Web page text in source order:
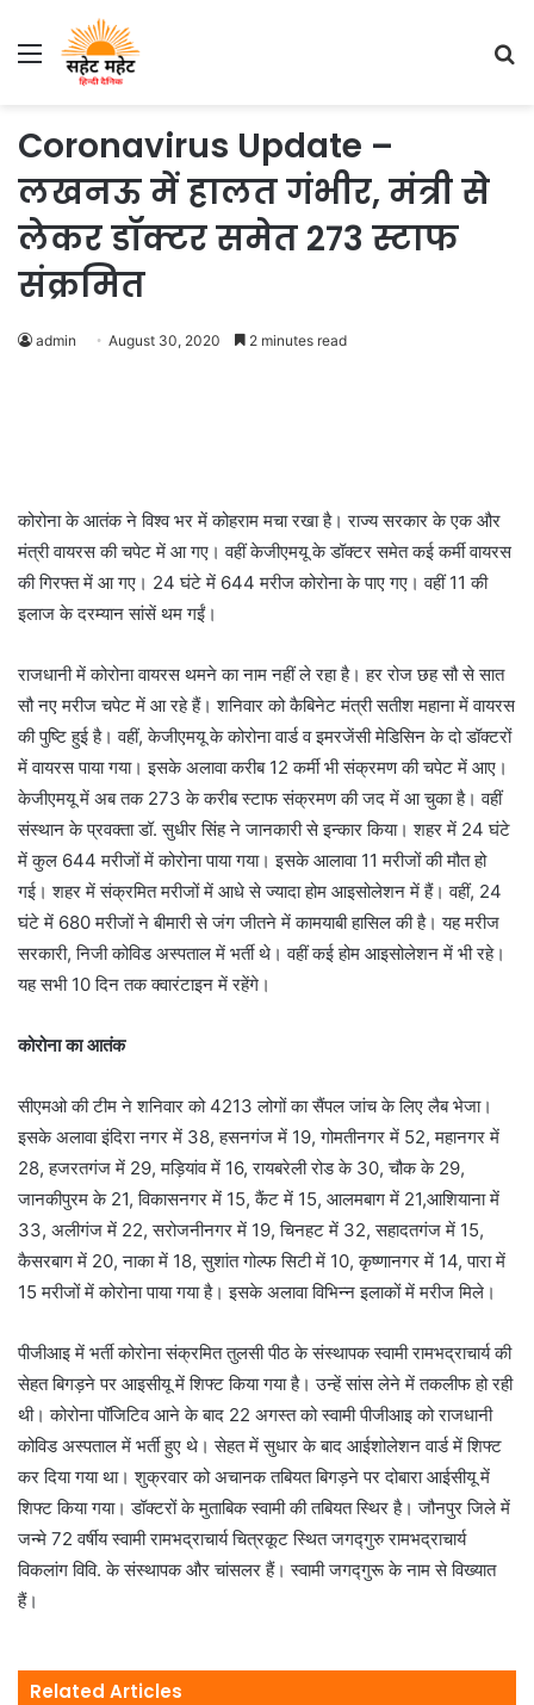
Menu
Coronavirus Update –
लखनऊ में हालत गंभीर, मंत्री से
लेकर डॉक्टर समेत 273 स्टाफ
संक्रमित
admin August 30, 2020 2 minutes read
कोरोना के आतंक ने विश्व भर में कोहराम मचा रखा है। राज्य सरकार के एक और
मंत्री वायरस की चपेट में आ गए। वहीं केजीएमयू के डॉक्टर समेत कई कर्मी वायरस
की गिरफ्त में आ गए। 24 घंटे में 644 मरीज कोरोना के पाए गए। वहीं 11 की
इलाज के दरम्यान सांसें थम गईं।
राजधानी में कोरोना वायरस थमने का नाम नहीं ले रहा है। हर रोज छह सौ से सात
सौ नए मरीज चपेट में आ रहे हैं। शनिवार को कैबिनेट मंत्री सतीश महाना में वायरस
की पुष्टि हुई है। वहीं, केजीएमयू के कोरोना वार्ड व इमरजेंसी मेडिसिन के दो डॉक्टरों
में वायरस पाया गया। इसके अलावा करीब 12 कर्मी भी संक्रमण की चपेट में आए।
केजीएमयू में अब तक 273 के करीब स्टाफ संक्रमण की जद में आ चुका है। वहीं
संस्थान के प्रवक्ता डॉ. सुधीर सिंह ने जानकारी से इन्कार किया। शहर में 24 घंटे
में कुल 644 मरीजों में कोरोना पाया गया। इसके आलावा 11 मरीजों की मौत हो
गई। शहर में संक्रमित मरीजों में आधे से ज्यादा होम आइसोलेशन में हैं। वहीं, 24
घंटे में 680 मरीजों ने बीमारी से जंग जीतने में कामयाबी हासिल की है। यह मरीज
सरकारी, निजी कोविड अस्पताल में भर्ती थे। वहीं कई होम आइसोलेशन में भी रहे।
यह सभी 10 दिन तक क्वारंटाइन में रहेंगे।
कोरोना का आतंक
सीएमओ की टीम ने शनिवार को 4213 लोगों का सैंपल जांच के लिए लैब भेजा।
इसके अलावा इंदिरा नगर में 38, हसनगंज में 19, गोमतीनगर में 52, महानगर में
28, हजरतगंज में 29, मड़ियांव में 16, रायबरेली रोड के 30, चौक के 29,
जानकीपुरम के 21, विकासनगर में 15, कैंट में 15, आलमबाग में 21,आशियाना में
33, अलीगंज में 22, सरोजनीनगर में 19, चिनहट में 32, सहादतगंज में 15,
कैसरबाग में 20, नाका में 18, सुशांत गोल्फ सिटी में 10, कृष्णानगर में 14, पारा में
15 मरीजों में कोरोना पाया गया है। इसके अलावा विभिन्न इलाकों में मरीज मिले।
पीजीआइ में भर्ती कोरोना संक्रमित तुलसी पीठ के संस्थापक स्वामी रामभद्राचार्य की
सेहत बिगड़ने पर आइसीयू में शिफ्ट किया गया है। उन्हें सांस लेने में तकलीफ हो रही
थी। कोरोना पॉजिटिव आने के बाद 22 अगस्त को स्वामी पीजीआइ को राजधानी
कोविड अस्पताल में भर्ती हुए थे। सेहत में सुधार के बाद आईशोलेशन वार्ड में शिफ्ट
कर दिया गया था। शुक्रवार को अचानक तबियत बिगड़ने पर दोबारा आईसीयू में
शिफ्ट किया गया। डॉक्टरों के मुताबिक स्वामी की तबियत स्थिर है। जौनपुर जिले में
जन्मे 72 वर्षीय स्वामी रामभद्राचार्य चित्रकूट स्थित जगद्गुरु रामभद्राचार्य
विकलांग विवि. के संस्थापक और चांसलर हैं। स्वामी जगद्गुरू के नाम से विख्यात
हैं।
Related Articles